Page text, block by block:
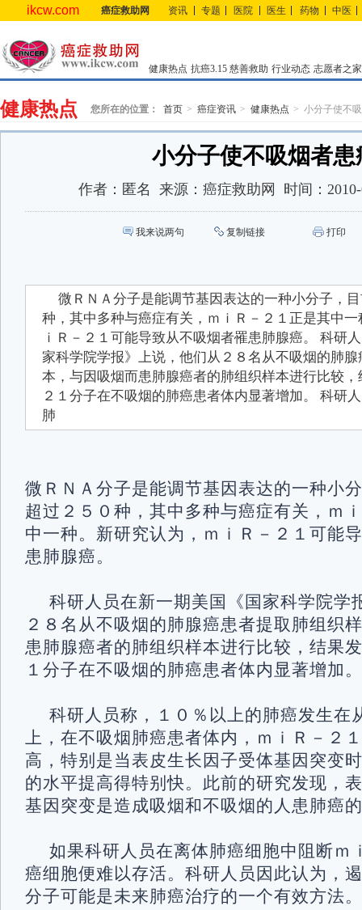
ikcw.com 癌症救助网 资讯 专题 医院 医生 药物 中医
健康热点 抗癌3.15 慈善救助 行业动态 志愿者之家
健康热点 您所在的位置： 首页 癌症资讯 健康热点 小分子使不
小分子使不吸烟者患
作者： 匿名 来源： 癌症救助网 时间：
我来说两句 复制链接 打印
微ＲＮＡ分子是能调节基因表达的一种小分子，
种，其中多种与癌症有关，ｍｉＲ－２１正是其中
ｉＲ－２１可能导致从不吸烟者罹患肺腺癌。 科研
家科学院学报》上说，他们从２８名从不吸烟的肺
本，与因吸烟而患肺腺癌者的肺组织样本进行比较
２１分子在不吸烟的肺癌患者体内显著增加。 科研
肺
微ＲＮＡ分子是能调节基因表达的一种小
超过２５０种，其中多种与癌症有关，ｍ
中一种。新研究认为，ｍｉＲ－２１可能
患肺腺癌。
科研人员在新一期美国《国家科学院学
２８名从不吸烟的肺腺癌患者提取肺组织
患肺腺癌者的肺组织样本进行比较，结果
１分子在不吸烟的肺癌患者体内显著增加。
科研人员称，１０％以上的肺癌发生在
上，在不吸烟肺癌患者体内，ｍｉＲ－２
高，特别是当表皮生长因子受体基因突变
的水平提高得特别快。此前的研究发现，
基因突变是造成吸烟和不吸烟的人患肺癌
如果科研人员在离体肺癌细胞中阻断ｍ
癌细胞便难以存活。科研人员因此认为，
分子可能是未来肺癌治疗的一个有效方法。